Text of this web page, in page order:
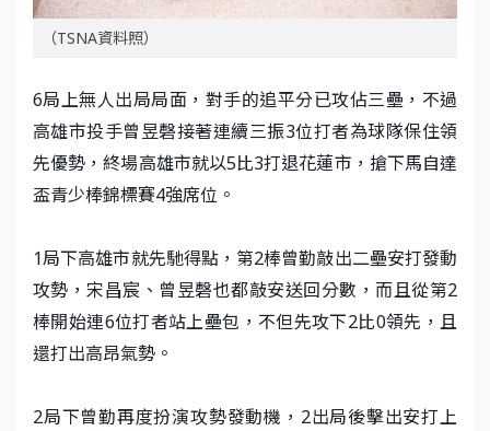
（TSNA資料照）
6局上無人出局局面，對手的追平分已攻佔三壘，不過
高雄市投手曾昱磬接著連續三振3位打者為球隊保住領
先優勢，終場高雄市就以5比3打退花蓮市，搶下馬自達
盃青少棒錦標賽4強席位。
1局下高雄市就先馳得點，第2棒曾勤敲出二壘安打發動
攻勢，宋昌宸、曾昱磬也都敲安送回分數，而且從第2
棒開始連6位打者站上壘包，不但先攻下2比0領先，且
還打出高昂氣勢。
2局下曾勤再度扮演攻勢發動機，2出局後擊出安打上